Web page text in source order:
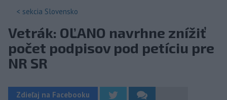
< sekcia Slovensko
Vetrák: OĽANO navrhne znížiť
počet podpisov pod petíciu pre
NR SR
Zdieľaj na Facebooku